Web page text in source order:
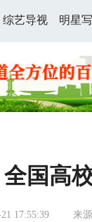
综艺导视 明星
国高
17:55:39 来